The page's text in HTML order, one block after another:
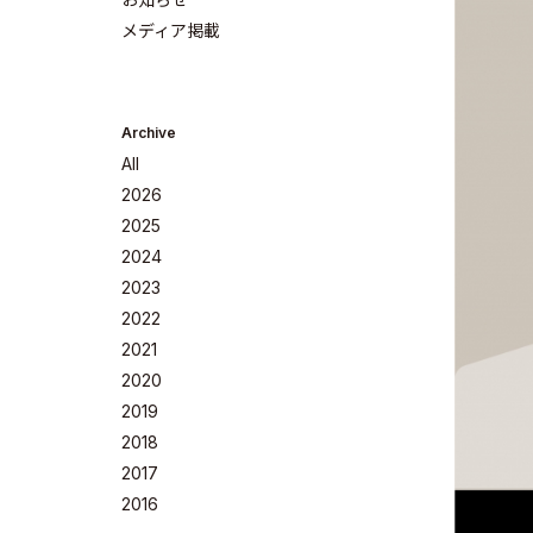
Company
メディア掲載
Archive
All
2026
2025
2024
2023
2022
2021
2020
2019
2018
2017
2016